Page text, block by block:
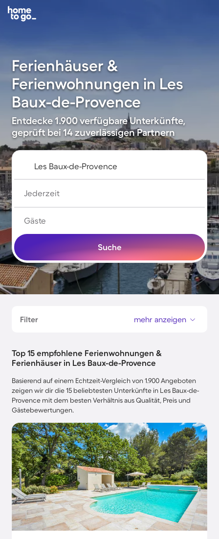
Ferienhäuser &
Ferienwohnungen in Les
Baux-de-Provence
Entdecke 1.900 verfügbare Unterkünfte,
geprüft bei 14 zuverlässigen Partnern
Jederzeit
Gäste
Suche
Filter mehr anzeigen
Top 15 empfohlene Ferienwohnungen &
Ferienhäuser in Les Baux-de-Provence
Basierend auf einem Echtzeit-Vergleich von 1.900 Angeboten
zeigen wir dir die 15 beliebtesten Unterkünfte in Les Baux-de-
Provence mit dem besten Verhältnis aus Qualität, Preis und
Gästebewertungen.